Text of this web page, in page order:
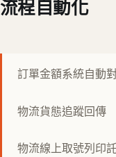
流程自動化
訂單金額系統自動
物流貨態追蹤回傳
物流線上取號列印